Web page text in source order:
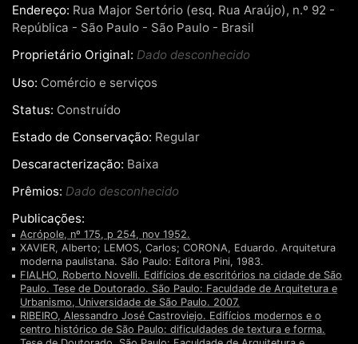
Endereço: Rua Major Sertório (esq. Rua Araújo), n.º 92 -
República - São Paulo - São Paulo - Brasil
Proprietário Original: Dado desconhecido
Uso: Comércio e serviços
Status: Construído
Estado de Conservação: Regular
Descaracterização: Baixa
Prêmios: Dado desconhecido
Publicações:
Acrópole, nº 175, p 254, nov 1952.
XAVIER, Alberto; LEMOS, Carlos; CORONA, Eduardo. Arquitetura
moderna paulistana. São Paulo: Editora Pini, 1983.
FIALHO, Roberto Novelli. Edifícios de escritórios na cidade de São
Paulo. Tese de Doutorado. São Paulo: Faculdade de Arquitetura e
Urbanismo, Universidade de São Paulo. 2007.
RIBEIRO, Alessandro José Castroviejo. Edifícios modernos e o
centro histórico de São Paulo: dificuldades de textura e forma.